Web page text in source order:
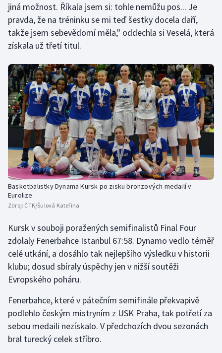
jiná možnost. Říkala jsem si: tohle nemůžu pos... Je
pravda, že na tréninku se mi teď šestky docela daří,
takže jsem sebevědomí měla," oddechla si Veselá, která
získala už třetí titul.
Basketbalistky Dynama Kursk po zisku bronzových medailí v
Eurolize
Zdroj: ČTK/Šulová Kateřina
Kursk v souboji poražených semifinalistů Final Four
zdolaly Fenerbahce Istanbul 67:58. Dynamo vedlo téměř
celé utkání, a dosáhlo tak nejlepšího výsledku v historii
klubu; dosud sbíraly úspěchy jen v nižší soutěži
Evropského poháru.
Fenerbahce, které v pátečním semifinále překvapivě
podlehlo českým mistryním z USK Praha, tak potřetí za
sebou medaili nezískalo. V předchozích dvou sezonách
bral turecký celek stříbro.